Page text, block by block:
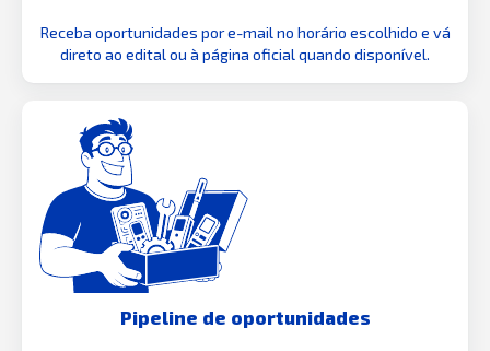
Receba oportunidades por e-mail no horário escolhido e vá
direto ao edital ou à página oficial quando disponível.
Pipeline de oportunidades